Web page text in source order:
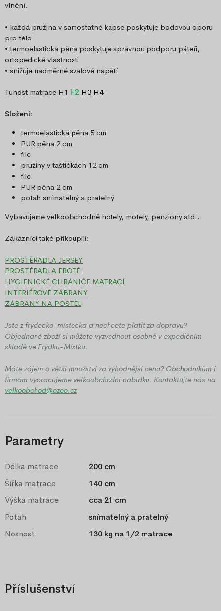
vlnění.
• každá pružina v samostatné kapse poskytuje bodovou oporu
pro tělo
• termoelastická pěna poskytuje správnou podporu páteři,
ortopedické vlastnosti
• snižuje nadměrné svalové napětí
Tuhost matrace H1 H2 H3 H4
Složení:
termoelastická pěna 5 cm
PUR pěna 2 cm
filc
pružiny v taštičkách 12 cm
filc
PUR pěna 2 cm
potah snímatelný a pratelný
Vybavujeme velkoobchodně hotely, motely, penziony atd...
Zákazníci také přikoupili:
PROSTĚRADLA JERSEY
PROSTĚRADLA FROTÉ
HYGIENICKÉ CHRÁNIČE MATRACÍ
INTERIÉROVÉ ZÁBRANY
ZÁBRANY NA POSTEL
Jste z frýdecko-místecka a nechcete platit za dopravu?
Objednané zboží si můžete vyzvednout osobně v expedičním
skladě ve Frýdku-Místku.
Máte zájem o větší množství za výhodnější cenu? Obchodníkům i
firmám vypracujeme velkoobchodní nabídku. Kontaktujte nás na
velkoobchod@ozeo.cz
Parametry
Délka matrace
200 cm
Šířka matrace
140 cm
Výška matrace
cca 21 cm
Potah
snímatelný a pratelný
Nosnost
130 kg na 1/2 matrace
Příslušenství